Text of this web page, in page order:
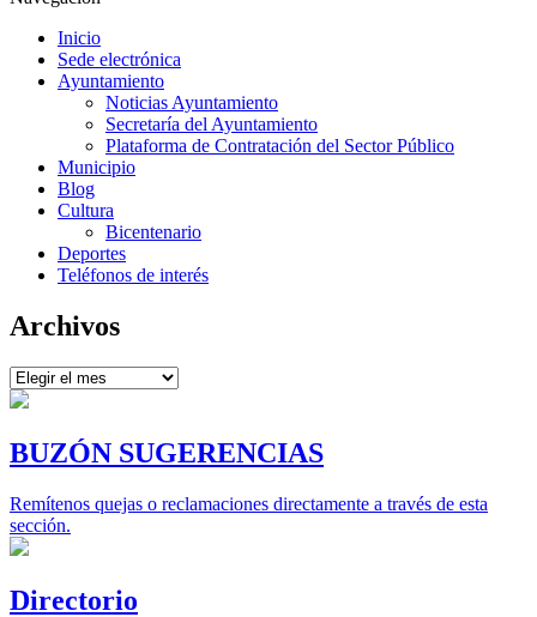
Inicio
Sede electrónica
Ayuntamiento
Noticias Ayuntamiento
Secretaría del Ayuntamiento
Plataforma de Contratación del Sector Público
Municipio
Blog
Cultura
Bicentenario
Deportes
Teléfonos de interés
Archivos
Archivos
BUZÓN SUGERENCIAS
Remítenos quejas o reclamaciones directamente a través de esta
sección.
Directorio